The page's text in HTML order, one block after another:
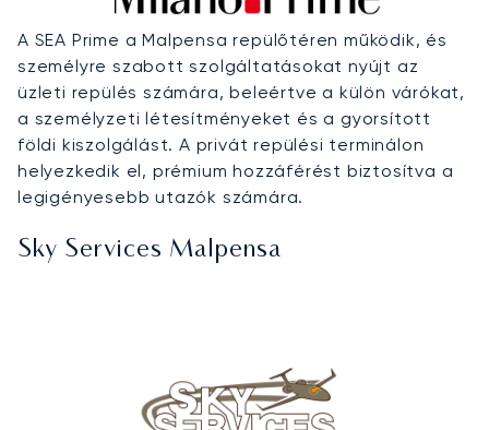
A SEA Prime a Malpensa repülőtéren működik, és
személyre szabott szolgáltatásokat nyújt az
üzleti repülés számára, beleértve a külön várókat,
a személyzeti létesítményeket és a gyorsított
földi kiszolgálást. A privát repülési terminálon
helyezkedik el, prémium hozzáférést biztosítva a
legigényesebb utazók számára.
Sky Services Malpensa